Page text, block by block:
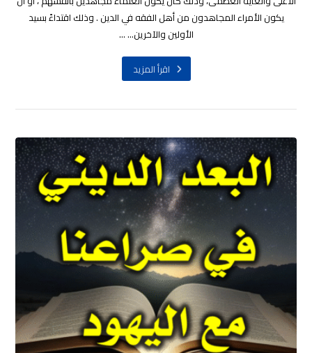
يكون الأمراء المجاهدون من أهل الفقه في الدين . وذلك اقتداءً بسيد
الأولين والآخرين... ...
اقرأ المزيد